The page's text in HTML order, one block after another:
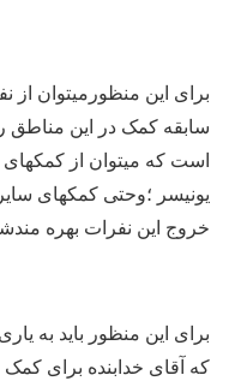
برای این منظورمیتوان از
سابقه کمک در این مناطق
است که میتوان از کمکهای
یونیسر ؛وحتی کمکهای
خروج این نفرات بهره
برای این منظور باید به
که آقای خدابنده برای